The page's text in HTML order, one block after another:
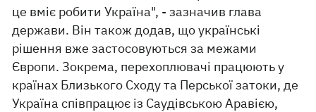
це вміє робити Україна", - зазначив глава
держави. Він також додав, що українські
рішення вже застосовуються за межами
Європи. Зокрема, перехоплювачі працюють у
країнах Близького Сходу та Перської затоки, де
Україна співпрацює із Саудівською Аравією,